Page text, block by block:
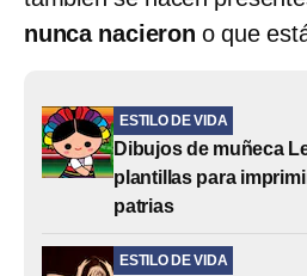
nunca nacieron o que
ESTILO DE VIDA
Dibujos de muñeca
plantillas para
patrias
ESTILO DE VIDA